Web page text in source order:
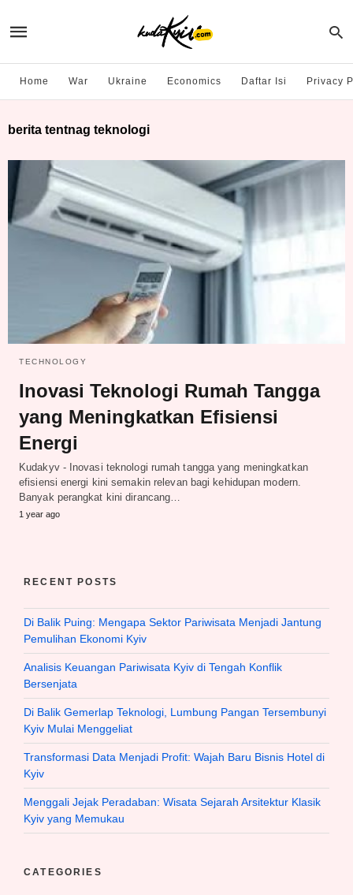
Home War Ukraine Economics Daftar Isi Privacy
berita tentnag teknologi
TECHNOLOGY
Inovasi Teknologi Rumah Tangga
yang Meningkatkan Efisiensi
Energi
Kudakyv - Inovasi teknologi rumah tangga yang meningkatkan
efisiensi energi kini semakin relevan bagi kehidupan modern.
Banyak perangkat kini dirancang…
1 year ago
RECENT POSTS
Di Balik Puing: Mengapa Sektor Pariwisata Menjadi Jantung
Pemulihan Ekonomi Kyiv
Analisis Keuangan Pariwisata Kyiv di Tengah Konflik
Bersenjata
Di Balik Gemerlap Teknologi, Lumbung Pangan Tersembunyi
Kyiv Mulai Menggeliat
Transformasi Data Menjadi Profit: Wajah Baru Bisnis Hotel di
Kyiv
Menggali Jejak Peradaban: Wisata Sejarah Arsitektur Klasik
Kyiv yang Memukau
CATEGORIES